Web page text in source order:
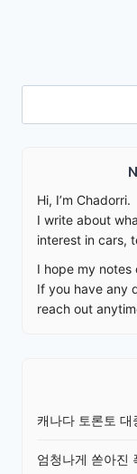
Hi, I’m Chadorri.
I write about
interest in cars,
I hope my notes
If you have any
reach out
캐나다 토론토 대
엄청나게 쏟아진